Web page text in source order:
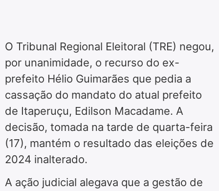
O Tribunal Regional Eleitoral (TRE) negou,
por unanimidade, o recurso do ex-
prefeito Hélio Guimarães que pedia a
cassação do mandato do atual prefeito
de Itaperuçu, Edilson Macadame. A
decisão, tomada na tarde de quarta-feira
(17), mantém o resultado das eleições de
2024 inalterado.
A ação judicial alegava que a gestão de